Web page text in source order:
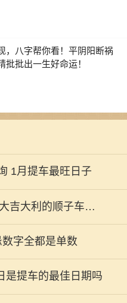
，八字帮你看！平阴阳断祸
批批出一生好命运！
1月提车最旺日子
吉大利的顺子车牌
字全都是单数
是提车的最佳日期吗